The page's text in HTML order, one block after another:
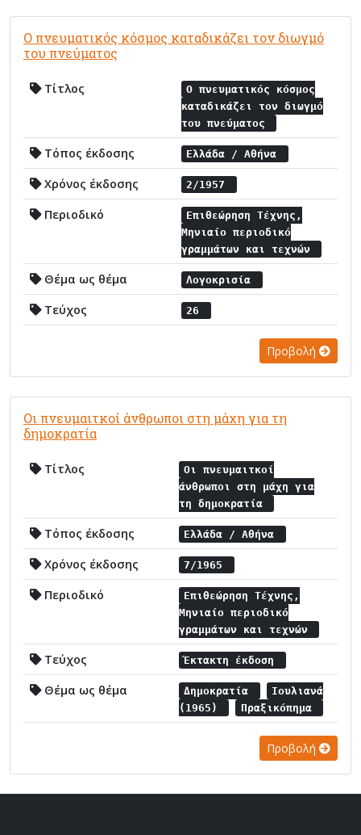
Ο πνευματικός κόσμος καταδικάζει τον διωγμό
του πνεύματος
Τίτλος
Ο πνευματικός κόσμος
καταδικάζει τον διωγμό
του πνεύματος
Τόπος έκδοσης Ελλάδα / Αθήνα
Χρόνος έκδοσης 2/1957
Περιοδικό
Επιθεώρηση Τέχνης,
Μηνιαίο περιοδικό
γραμμάτων και τεχνών
Θέμα ως θέμα Λογοκρισία
Τεύχος 26
Προβολή
Οι πνευμαιτκοί άνθρωποι στη μάχη για τη
δημοκρατία
Τίτλος
Οι πνευμαιτκοί
άνθρωποι στη μάχη για
τη δημοκρατία
Τόπος έκδοσης Ελλάδα / Αθήνα
Χρόνος έκδοσης 7/1965
Περιοδικό
Επιθεώρηση Τέχνης,
Μηνιαίο περιοδικό
γραμμάτων και τεχνών
Τεύχος Έκτακτη έκδοση
Θέμα ως θέμα Δημοκρατία
Ιουλιανά
(1965)
Πραξικόπημα
Προβολή